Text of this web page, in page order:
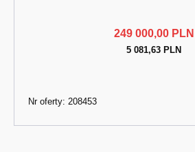
249 000,00 PLN
5 081,63 PLN
Nr oferty: 208453